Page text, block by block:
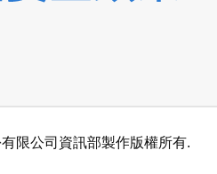
限公司資訊部製作版權所有.